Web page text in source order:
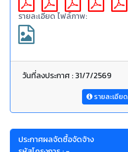
รายละเอียด ไฟล์ภาพ:
วันที่ลงประกาศ : 31/7/2569
รายละเอียด
ประกาศผลจัดซื้อจัดจ้าง